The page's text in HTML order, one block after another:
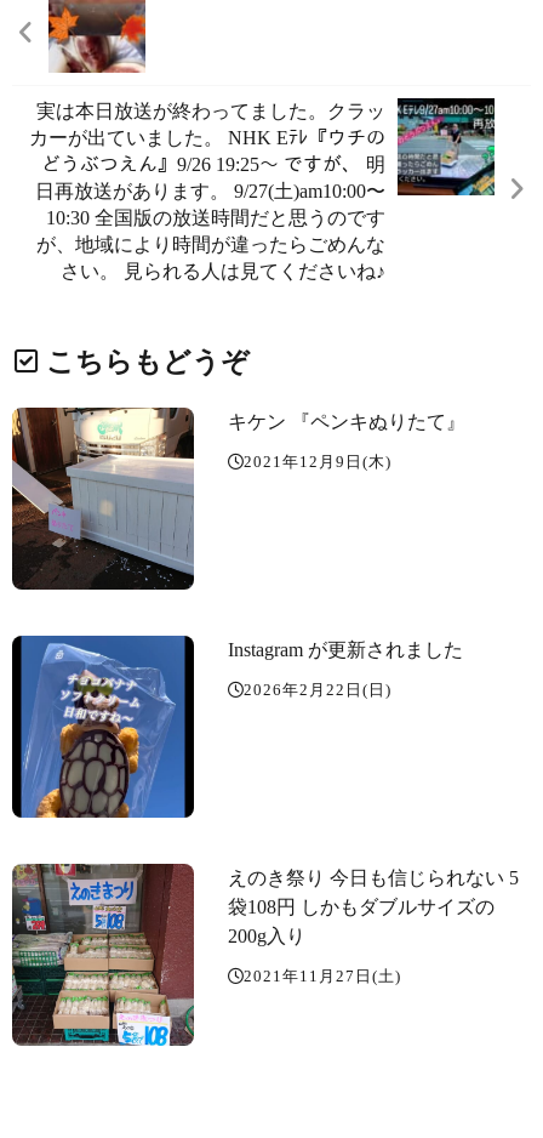
実は本日放送が終わってました。クラッ
カーが出ていました。 NHK Eﾃﾚ『ウチの
どうぶつえん』9/26 19:25〜 ですが、 明
日再放送があります。 9/27(土)am10:00〜
10:30 全国版の放送時間だと思うのです
が、地域により時間が違ったらごめんな
さい。 見られる人は見てくださいね♪
こちらもどうぞ
キケン 『ペンキぬりたて』
2021年12月9日(木)
Instagram が更新されました
2026年2月22日(日)
えのき祭り️ 今日も信じられない 5
袋108円 しかもダブルサイズの
200g入り
2021年11月27日(土)